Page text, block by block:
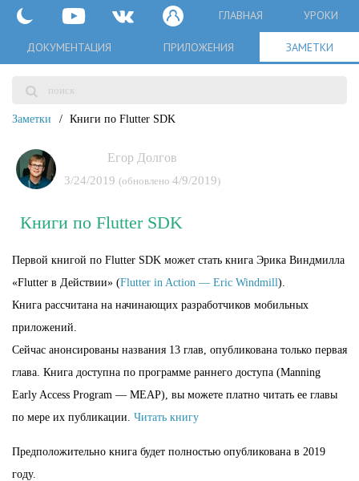
ГЛАВНАЯ УРОКИ
ДОКУМЕНТАЦИЯ ПРИЛОЖЕНИЯ ЗАМЕТКИ
Заметки Книги по Flutter SDK
Егор Долгов
3/24/2019 (обновлено 4/9/2019)
Книги по Flutter SDK
Первой книгой по Flutter SDK может стать книга Эрика Виндмилла
«Flutter в Действии» (Flutter in Action — Eric Windmill).
Книга рассчитана на начинающих разработчиков мобильных
приложений.
Сейчас анонсированы названия 13 глав, опубликована только первая
глава. Книга доступна по программе раннего доступа (Manning
Early Access Program — MEAP), вы можете платно читать ее главы
по мере их публикации. Читать книгу
Предположительно книга будет полностью опубликована в 2019
году.